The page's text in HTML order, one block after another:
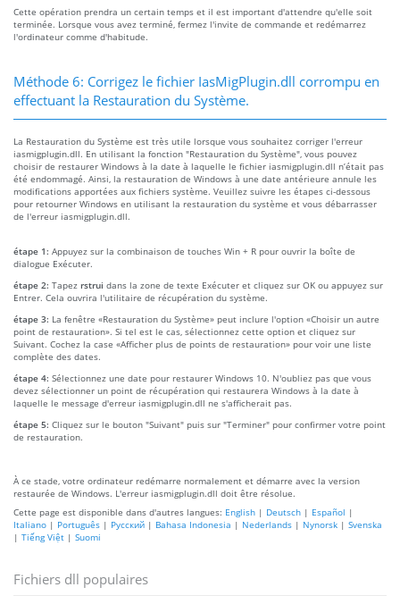
Cette opération prendra un certain temps et il est important d'attendre qu'elle soit
terminée. Lorsque vous avez terminé, fermez l'invite de commande et redémarrez
l'ordinateur comme d'habitude.
Méthode 6: Corrigez le fichier IasMigPlugin.dll corrompu en
effectuant la Restauration du Système.
La Restauration du Système est très utile lorsque vous souhaitez corriger l'erreur
iasmigplugin.dll. En utilisant la fonction "Restauration du Système", vous pouvez
choisir de restaurer Windows à la date à laquelle le fichier iasmigplugin.dll n’était pas
été endommagé. Ainsi, la restauration de Windows à une date antérieure annule les
modifications apportées aux fichiers système. Veuillez suivre les étapes ci-dessous
pour retourner Windows en utilisant la restauration du système et vous débarrasser
de l'erreur iasmigplugin.dll.
étape 1: Appuyez sur la combinaison de touches Win + R pour ouvrir la boîte de
dialogue Exécuter.
étape 2: Tapez rstrui dans la zone de texte Exécuter et cliquez sur OK ou appuyez sur
Entrer. Cela ouvrira l'utilitaire de récupération du système.
étape 3: La fenêtre «Restauration du Système» peut inclure l'option «Choisir un autre
point de restauration». Si tel est le cas, sélectionnez cette option et cliquez sur
Suivant. Cochez la case «Afficher plus de points de restauration» pour voir une liste
complète des dates.
étape 4: Sélectionnez une date pour restaurer Windows 10. N'oubliez pas que vous
devez sélectionner un point de récupération qui restaurera Windows à la date à
laquelle le message d'erreur iasmigplugin.dll ne s'afficherait pas.
étape 5: Cliquez sur le bouton "Suivant" puis sur "Terminer" pour confirmer votre point
de restauration.
À ce stade, votre ordinateur redémarre normalement et démarre avec la version
restaurée de Windows. L'erreur iasmigplugin.dll doit être résolue.
Cette page est disponible dans d'autres langues: English | Deutsch | Español |
Italiano | Português | Русский | Bahasa Indonesia | Nederlands | Nynorsk | Svenska
| Tiếng Việt | Suomi
Fichiers dll populaires